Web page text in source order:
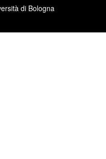
di Bologna